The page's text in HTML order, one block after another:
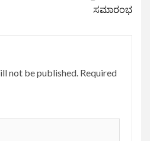
ಸಮಾರಂಭ
not be published. Required